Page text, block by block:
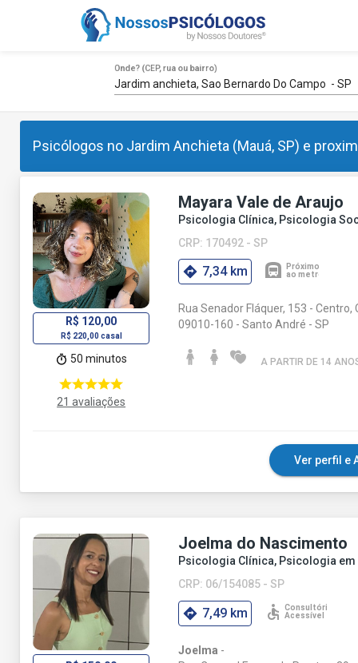
Onde? (CEP, rua ou bairro)
Psicólogos no Jardim Anchieta (Mauá, SP) e
R$ 120,00
R$ 220,00 casal
50 minutos
21 avaliações
Mayara Vale de Araujo
Psicologia Clínica, Psicologia
CRP: 170492 - SP
7,34 km
Rua Senador Fláquer, 153 - Centro,
09010-160 - Santo André - SP
A PARTIR DE 14 ANO
Ver perfil e
Joelma do Nascimento
Psicologia Clínica, Psicologia em
CRP: 06/154085 - SP
7,49 km
Joelma -